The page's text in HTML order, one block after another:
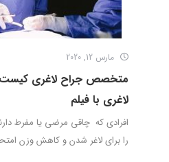
مارس 12, 2020
متخصص جراح لاغری
لاغری با فیلم
افرادی که چاقی مرضی یا مفرط
را برای لاغر شدن و کاهش وزن